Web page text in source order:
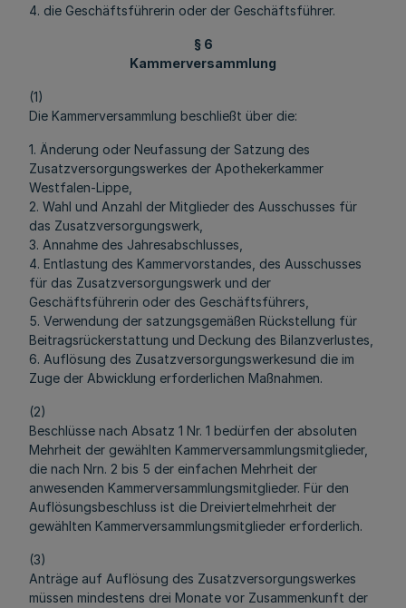
4. die Geschäftsführerin oder der Geschäftsführer.
§ 6
Kammerversammlung
(1)
Die Kammerversammlung beschließt über die:
1. Änderung oder Neufassung der Satzung des
Zusatzversorgungswerkes der Apothekerkammer
Westfalen-Lippe,
2. Wahl und Anzahl der Mitglieder des Ausschusses für
das Zusatzversorgungswerk,
3. Annahme des Jahresabschlusses,
4. Entlastung des Kammervorstandes, des Ausschusses
für das Zusatzversorgungswerk und der
Geschäftsführerin oder des Geschäftsführers,
5. Verwendung der satzungsgemäßen Rückstellung für
Beitragsrückerstattung und Deckung des Bilanzverlustes,
6. Auflösung des Zusatzversorgungswerkesund die im
Zuge der Abwicklung erforderlichen Maßnahmen.
(2)
Beschlüsse nach Absatz 1 Nr. 1 bedürfen der absoluten
Mehrheit der gewählten Kammerversammlungsmitglieder,
die nach Nrn. 2 bis 5 der einfachen Mehrheit der
anwesenden Kammerversammlungsmitglieder. Für den
Auflösungsbeschluss ist die Dreiviertelmehrheit der
gewählten Kammerversammlungsmitglieder erforderlich.
(3)
Anträge auf Auflösung des Zusatzversorgungswerkes
müssen mindestens drei Monate vor Zusammenkunft der